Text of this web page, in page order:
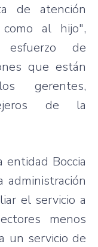
de atención
al hijo",
esfuerzo de
que están
gerentes,
de la
Boccia
administración
el servicio a
menos
un servicio de